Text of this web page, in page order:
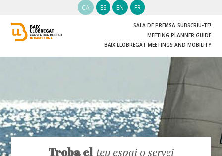
SALA DE PREMSA SUBSCRIU-TE!
MEETING PLANNER GUIDE
BAIX LLOBREGAT MEETINGS AND MOBILITY
CA ES EN FR
Troba el teu espai o servei